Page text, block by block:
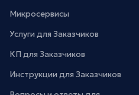
Микросервисы
Услуги для Заказчиков
КП для Заказчиков
Инструкции для Заказчиков